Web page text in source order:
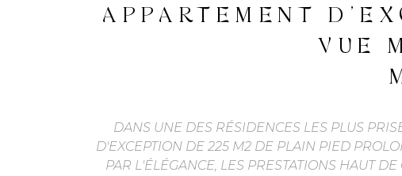
APPARTEMENT
VUE
DANS UNE DES RÉSIDENCES LES PLUS
D'EXCEPTION DE 225 M2 DE PLAIN PIED
PAR L'ÉLÉGANCE, LES PRESTATIONS HAUT